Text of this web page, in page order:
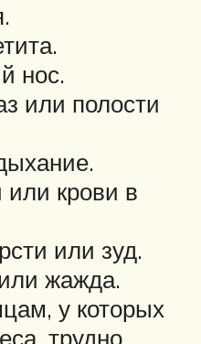
нос.
или полости
крови в
или зуд.
жажда.
у которых
трудно